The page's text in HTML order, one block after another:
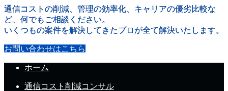
通信コストの削減、管理の効率化、キャリアの優劣比較な
ど、何でもご相談ください。
いくつもの案件を解決してきたプロが全て解決いたします。
お問い合わせはこちら
ホーム
通信コスト削減コンサル